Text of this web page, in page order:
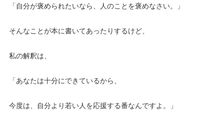
「自分が褒められたいなら、人のことを褒めなさい。」
そんなことが本に書いてあったりするけど、
私の解釈は、
「あなたは十分にできているから、
今度は、自分より若い人を応援する番なんですよ。」